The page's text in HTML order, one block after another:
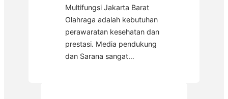
Multifungsi Jakarta Barat
Olahraga adalah kebutuhan
perawaratan kesehatan dan
prestasi. Media pendukung
dan Sarana sangat…